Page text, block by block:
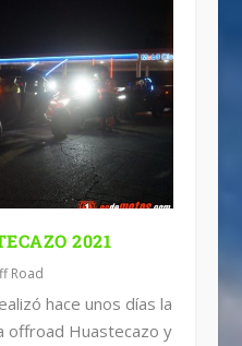
2021
Road
hace unos días la
offroad Huastecazo y